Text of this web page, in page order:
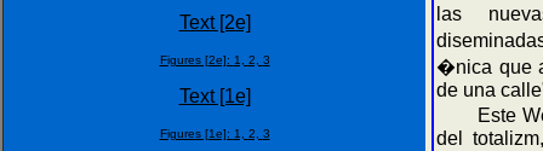
Text [2e]
Figures [2e]: 1, 2, 3
Text [1e]
Figures [1e]: 1, 2, 3
las
�nica que
de una
Este
del